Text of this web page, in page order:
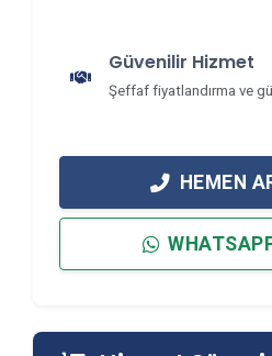
Güvenilir Hizmet
Şeffaf fiyatlandırma ve
HEMEN